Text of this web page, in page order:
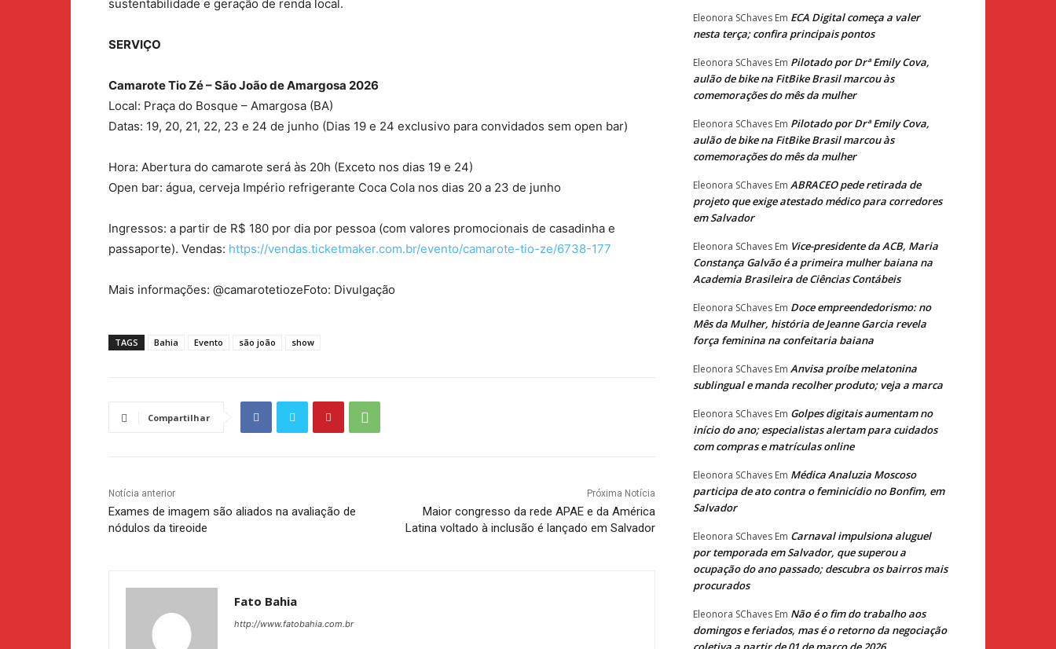
sustentabilidade e geração de renda local.
SERVIÇO
Camarote Tio Zé – São João de Amargosa 2026
Local: Praça do Bosque – Amargosa (BA)
Datas: 19, 20, 21, 22, 23 e 24 de junho (Dias 19 e 24 exclusivo para convidados sem open bar)
Hora: Abertura do camarote será às 20h (Exceto nos dias 19 e 24)
Open bar: água, cerveja Império refrigerante Coca Cola nos dias 20 a 23 de junho
Ingressos: a partir de R$ 180 por dia por pessoa (com valores promocionais de casadinha e
passaporte). Vendas: https://vendas.ticketmaker.com.br/evento/camarote-tio-ze/6738-177
Mais informações: @camarotetiozeFoto: Divulgação
TAGS Bahia Evento são joão show
Compartilhar
Notícia anterior
Exames de imagem são aliados na avaliação de
nódulos da tireoide
Próxima Notícia
Maior congresso da rede APAE e da América
Latina voltado à inclusão é lançado em Salvador
Fato Bahia
http://www.fatobahia.com.br
Eleonora SChaves Em ECA Digital começa a valer
nesta terça; confira principais pontos
Eleonora SChaves Em Pilotado por Drª Emily Cova,
aulão de bike na FitBike Brasil marcou às
comemorações do mês da mulher
Eleonora SChaves Em Pilotado por Drª Emily Cova,
aulão de bike na FitBike Brasil marcou às
comemorações do mês da mulher
Eleonora SChaves Em ABRACEO pede retirada de
projeto que exige atestado médico para corredores
em Salvador
Eleonora SChaves Em Vice-presidente da ACB, Maria
Constança Galvão é a primeira mulher baiana na
Academia Brasileira de Ciências Contábeis
Eleonora SChaves Em Doce empreendedorismo: no
Mês da Mulher, história de Jeanne Garcia revela
força feminina na confeitaria baiana
Eleonora SChaves Em Anvisa proíbe melatonina
sublingual e manda recolher produto; veja a marca
Eleonora SChaves Em Golpes digitais aumentam no
início do ano; especialistas alertam para cuidados
com compras e matrículas online
Eleonora SChaves Em Médica Analuzia Moscoso
participa de ato contra o feminicídio no Bonfim, em
Salvador
Eleonora SChaves Em Carnaval impulsiona aluguel
por temporada em Salvador, que superou a
ocupação do ano passado; descubra os bairros mais
procurados
Eleonora SChaves Em Não é o fim do trabalho aos
domingos e feriados, mas é o retorno da negociação